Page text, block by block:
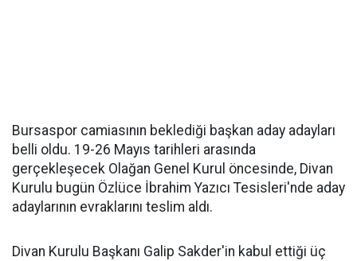
Bursaspor camiasının beklediği başkan aday adayları
belli oldu. 19-26 Mayıs tarihleri arasında
gerçekleşecek Olağan Genel Kurul öncesinde, Divan
Kurulu bugün Özlüce İbrahim Yazıcı Tesisleri'nde aday
adaylarının evraklarını teslim aldı.
Divan Kurulu Başkanı Galip Sakder'in kabul ettiği üç